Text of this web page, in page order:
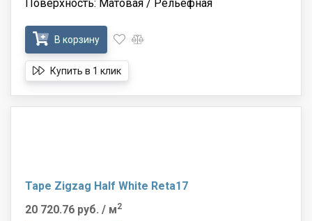
Поверхность: Матовая / Рельефная
В корзину
Купить в 1 клик
Tape Zigzag Half White Reta17
20 720.76 руб. / м2